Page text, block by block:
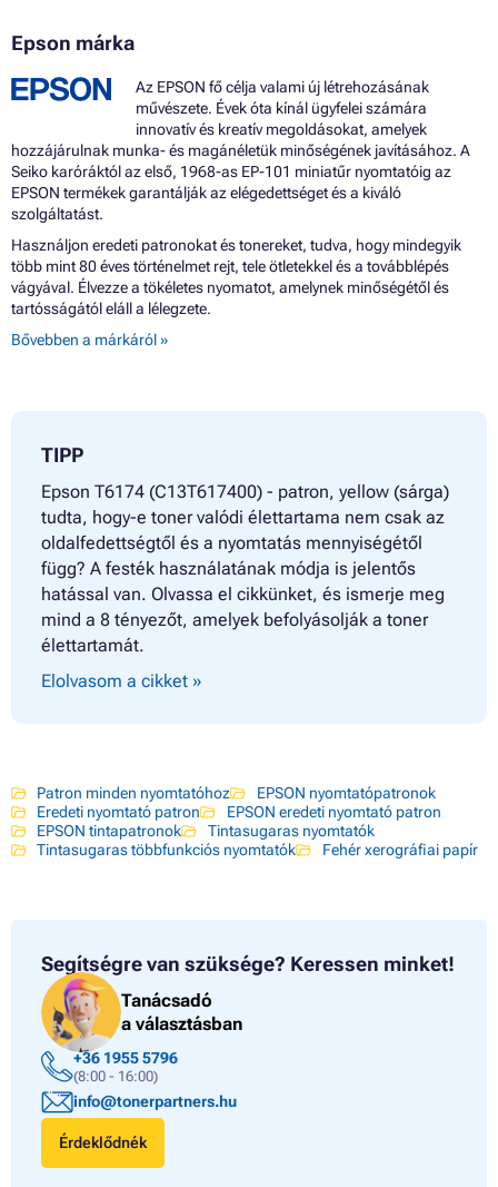
Epson márka
Az EPSON fő célja valami új létrehozásának
művészete. Évek óta kínál ügyfelei számára
innovatív és kreatív megoldásokat, amelyek
hozzájárulnak munka- és magánéletük minőségének javításához. A
Seiko karóráktól az első, 1968-as EP-101 miniatűr nyomtatóig az
EPSON termékek garantálják az elégedettséget és a kiváló
szolgáltatást.
Használjon eredeti patronokat és tonereket, tudva, hogy mindegyik
több mint 80 éves történelmet rejt, tele ötletekkel és a továbblépés
vágyával. Élvezze a tökéletes nyomatot, amelynek minőségétől és
tartósságától eláll a lélegzete.
Bővebben a márkáról »
TIPP
Epson T6174 (C13T617400) - patron, yellow (sárga)
tudta, hogy-e toner valódi élettartama nem csak az
oldalfedettségtől és a nyomtatás mennyiségétől
függ? A festék használatának módja is jelentős
hatással van. Olvassa el cikkünket, és ismerje meg
mind a 8 tényezőt, amelyek befolyásolják a toner
élettartamát.
Elolvasom a cikket »
Patron minden nyomtatóhoz
EPSON nyomtatópatronok
Eredeti nyomtató patron
EPSON eredeti nyomtató patron
EPSON tintapatronok
Tintasugaras nyomtatók
Tintasugaras többfunkciós nyomtatók
Fehér xerográfiai papír
Segítségre van szüksége? Keressen minket!
Tanácsadó
a választásban
+36 1955 5796
(8:00 - 16:00)
info@tonerpartners.hu
Érdeklődnék